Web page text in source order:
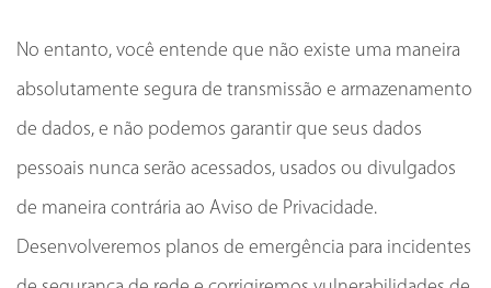
No entanto, você entende que não existe uma maneira
absolutamente segura de transmissão e armazenamento
de dados, e não podemos garantir que seus dados
pessoais nunca serão acessados, usados ou divulgados
de maneira contrária ao Aviso de Privacidade.
Desenvolveremos planos de emergência para incidentes